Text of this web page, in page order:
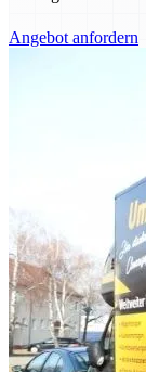
Angebot anfordern